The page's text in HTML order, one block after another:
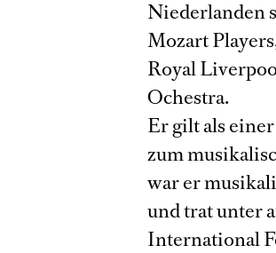
Niederlanden
Mozart
Royal
Ochestra.
Er gilt als
zum
war er
und trat unter
International